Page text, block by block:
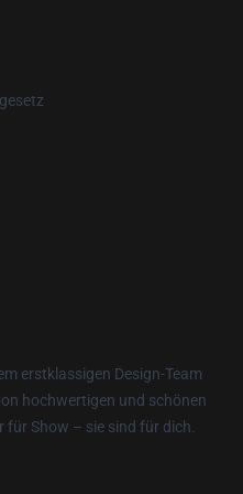
erstklassigen Design-Team
hochwertigen und schönen
Show – sie sind für dich.